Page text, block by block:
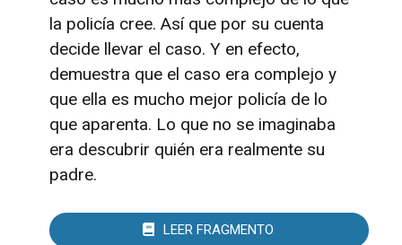
la policía cree. Así que por su cuenta
decide llevar el caso. Y en efecto,
demuestra que el caso era complejo y
que ella es mucho mejor policía de lo
que aparenta. Lo que no se imaginaba
era descubrir quién era realmente su
padre.
LEER FRAGMENTO